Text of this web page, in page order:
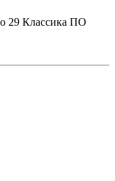
29 Классика ПО